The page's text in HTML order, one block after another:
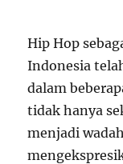
Hip Hop
Indonesia
dalam
tidak hanya
menjadi